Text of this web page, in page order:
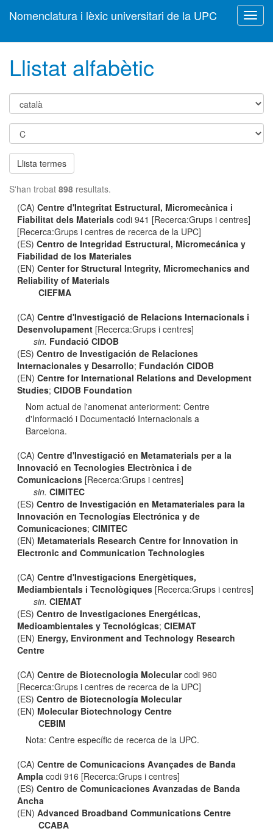
Nomenclatura i lèxic universitari de la UPC
Llistat alfabètic
Llista termes
S'han trobat 898 resultats.
(CA)Centre d'Integritat Estructural, Micromecànica i
Fiabilitat dels Materials codi 941 [Recerca:Grups i centres]
[Recerca:Grups i centres de recerca de la UPC]
(ES)Centro de Integridad Estructural, Micromecánica y
Fiabilidad de los Materiales
(EN)Center for Structural Integrity, Micromechanics and
Reliability of Materials
CIEFMA
(CA)Centre d'Investigació de Relacions Internacionals i
Desenvolupament [Recerca:Grups i centres]
sin. Fundació CIDOB
(ES)Centro de Investigación de Relaciones
Internacionales y Desarrollo; Fundación CIDOB
(EN)Centre for International Relations and Development
Studies;CIDOB Foundation
Nom actual de l'anomenat anteriorment: Centre
d'Informació i Documentació Internacionals a
Barcelona.
(CA)Centre d'Investigació en Metamaterials per a la
Innovació en Tecnologies Electrònica i de
Comunicacions [Recerca:Grups i centres]
sin. CIMITEC
(ES)Centro de Investigación en Metamateriales para la
Innovación en Tecnologías Electrónica y de
Comunicaciones;CIMITEC
(EN) Metamaterials Research Centre for Innovation in
Electronic and Communication Technologies
(CA)Centre d'Investigacions Energètiques,
Mediambientals i Tecnològiques [Recerca:Grups i centres]
sin. CIEMAT
(ES)Centro de Investigaciones Energéticas,
Medioambientales y Tecnológicas;CIEMAT
(EN) Energy, Environment and Technology Research
Centre
(CA)Centre de Biotecnologia Molecularcodi 960
[Recerca:Grups i centres de recerca de la UPC]
(ES)Centro de Biotecnología Molecular
(EN) Molecular Biotechnology Centre
CEBIM
Nota: Centre específic de recerca de la UPC.
(CA)Centre de Comunicacions Avançades de Banda
Ampla codi 916 [Recerca:Grups i centres]
(ES)Centro de Comunicaciones Avanzadas de Banda
Ancha
(EN)Advanced Broadband Communications Centre
CCABA